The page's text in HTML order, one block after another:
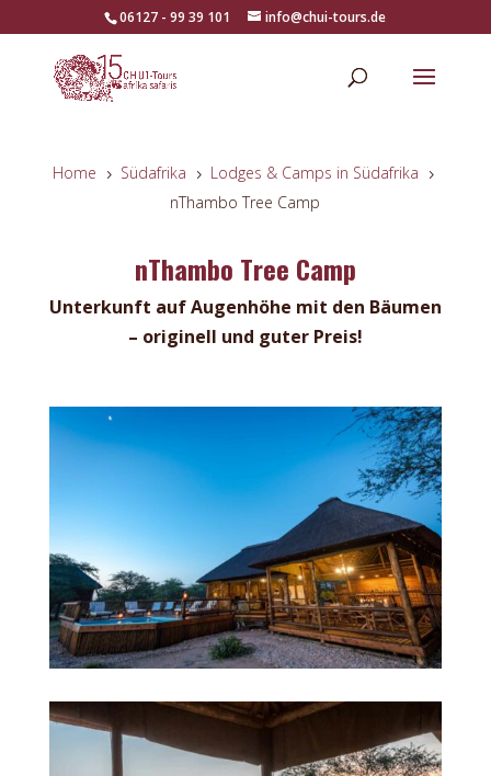
06127 - 99 39 101 info@chui-tours.de
Home 5 Südafrika 5 Lodges & Camps in Südafrika 5
nThambo Tree Camp
nThambo Tree Camp
Unterkunft auf Augenhöhe mit den Bäumen
– originell und guter Preis!